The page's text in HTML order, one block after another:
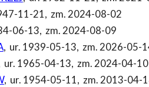
11-21, zm. 2024-08-02
06-13, zm. 2024-08-09
, ur. 1939-05-13, zm. 2026-05-
ur. 1965-04-13, zm. 2024-04-10
, ur. 1954-05-11, zm. 2013-04-